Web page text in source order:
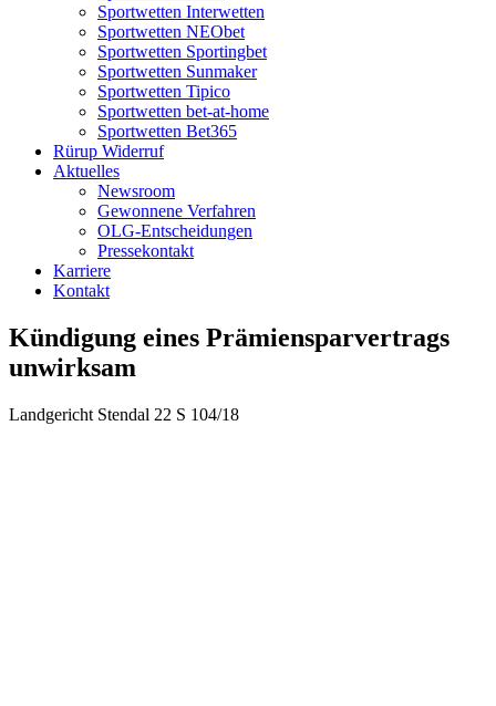
Sportwetten Interwetten
Sportwetten NEObet
Sportwetten Sportingbet
Sportwetten Sunmaker
Sportwetten Tipico
Sportwetten bet-at-home
Sportwetten Bet365
Rürup Widerruf
Aktuelles
Newsroom
Gewonnene Verfahren
OLG-Entscheidungen
Pressekontakt
Karriere
Kontakt
Kündigung eines Prämiensparvertrags
unwirksam
Landgericht Stendal 22 S 104/18